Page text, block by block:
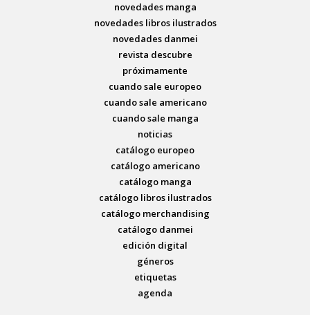
novedades manga
novedades libros ilustrados
novedades danmei
revista descubre
próximamente
cuando sale europeo
cuando sale americano
cuando sale manga
noticias
catálogo europeo
catálogo americano
catálogo manga
catálogo libros ilustrados
catálogo merchandising
catálogo danmei
edición digital
géneros
etiquetas
agenda